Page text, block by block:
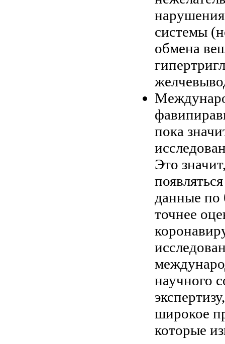
системы
обмена
пока
Это
данные по
точнее
научного
широкое
которые